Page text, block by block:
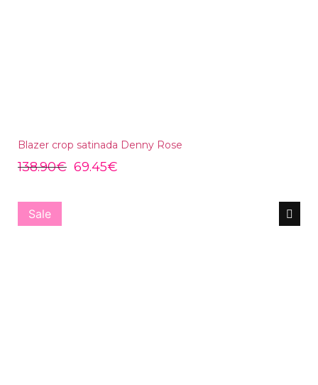
Blazer crop satinada Denny Rose
138.90€ 69.45€
Sale